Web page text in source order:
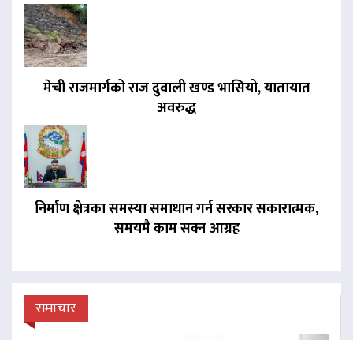
मेची राजमार्गको राज दुवाली खण्ड भासियो, यातायात
अवरुद्ध
निर्माण क्षेत्रका समस्या समाधान गर्न सरकार सकारात्मक,
समयमै काम सक्न आग्रह
समाचार